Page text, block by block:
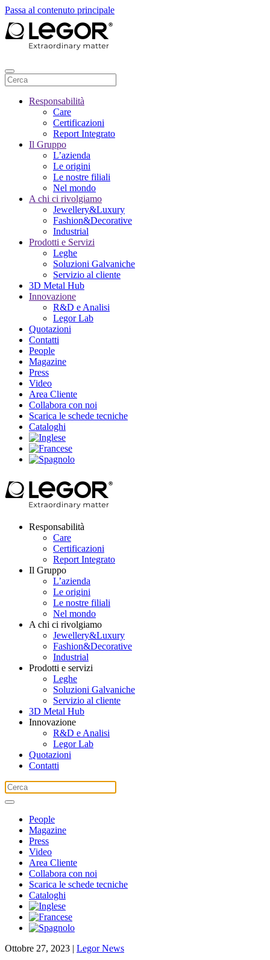
Passa al contenuto principale
Responsabilità
Care
Certificazioni
Report Integrato
Il Gruppo
L’azienda
Le origini
Le nostre filiali
Nel mondo
A chi ci rivolgiamo
Jewellery&Luxury
Fashion&Decorative
Industrial
Prodotti e Servizi
Leghe
Soluzioni Galvaniche
Servizio al cliente
3D Metal Hub
Innovazione
R&D e Analisi
Legor Lab
Quotazioni
Contatti
People
Magazine
Press
Video
Area Cliente
Collabora con noi
Scarica le schede tecniche
Cataloghi
Responsabilità
Care
Certificazioni
Report Integrato
Il Gruppo
L’azienda
Le origini
Le nostre filiali
Nel mondo
A chi ci rivolgiamo
Jewellery&Luxury
Fashion&Decorative
Industrial
Prodotti e servizi
Leghe
Soluzioni Galvaniche
Servizio al cliente
3D Metal Hub
Innovazione
R&D e Analisi
Legor Lab
Quotazioni
Contatti
People
Magazine
Press
Video
Area Cliente
Collabora con noi
Scarica le schede tecniche
Cataloghi
Ottobre 27, 2023 | Legor News